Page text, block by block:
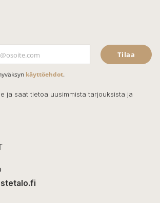
Tilaa
käyttöehdot.
ja saat tietoa uusimmista tarjouksista ja